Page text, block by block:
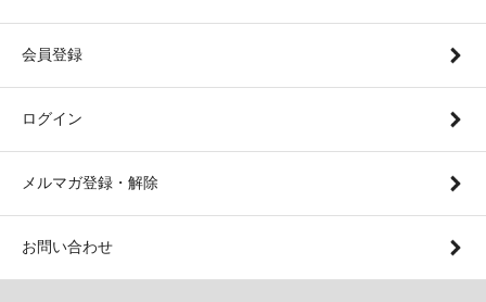
会員登録
ログイン
メルマガ登録・解除
お問い合わせ